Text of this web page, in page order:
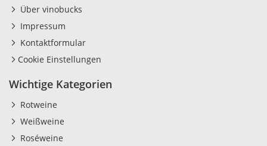
Über vinobucks
Impressum
Kontaktformular
Cookie Einstellungen
Wichtige Kategorien
Rotweine
Weißweine
Roséweine